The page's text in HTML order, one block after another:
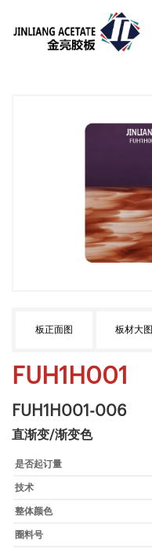
板正面图 板材大图
FUH1H001
FUH1H001-006
直渐变/渐变色
是否起订量
技术
整体颜色
圈料号